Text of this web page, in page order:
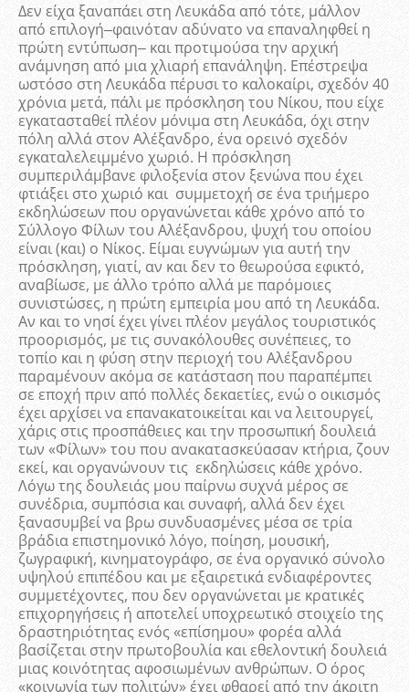
Δεν είχα ξαναπάει στη Λευκάδα από τότε, μάλλον
από επιλογή‒φαινόταν αδύνατο να επαναληφθεί η
πρώτη εντύπωση‒ και προτιμούσα την αρχική
ανάμνηση από μια χλιαρή επανάληψη. Επέστρεψα
ωστόσο στη Λευκάδα πέρυσι το καλοκαίρι, σχεδόν 40
χρόνια μετά, πάλι με πρόσκληση του Νίκου, που είχε
εγκατασταθεί πλέον μόνιμα στη Λευκάδα, όχι στην
πόλη αλλά στον Αλέξανδρο, ένα ορεινό σχεδόν
εγκαταλελειμμένο χωριό. Η πρόσκληση
συμπεριλάμβανε φιλοξενία στον ξενώνα που έχει
φτιάξει στο χωριό και συμμετοχή σε ένα τριήμερο
εκδηλώσεων που οργανώνεται κάθε χρόνο από το
Σύλλογο Φίλων του Αλέξανδρου, ψυχή του οποίου
είναι (και) ο Νίκος. Είμαι ευγνώμων για αυτή την
πρόσκληση, γιατί, αν και δεν το θεωρούσα εφικτό,
αναβίωσε, με άλλο τρόπο αλλά με παρόμοιες
συνιστώσες, η πρώτη εμπειρία μου από τη Λευκάδα.
Αν και το νησί έχει γίνει πλέον μεγάλος τουριστικός
προορισμός, με τις συνακόλουθες συνέπειες, το
τοπίο και η φύση στην περιοχή του Αλέξανδρου
παραμένουν ακόμα σε κατάσταση που παραπέμπει
σε εποχή πριν από πολλές δεκαετίες, ενώ ο οικισμός
έχει αρχίσει να επανακατοικείται και να λειτουργεί,
χάρις στις προσπάθειες και την προσωπική δουλειά
των «Φίλων» του που ανακατασκεύασαν κτήρια, ζουν
εκεί, και οργανώνουν τις εκδηλώσεις κάθε χρόνο.
Λόγω της δουλειάς μου παίρνω συχνά μέρος σε
συνέδρια, συμπόσια και συναφή, αλλά δεν έχει
ξανασυμβεί να βρω συνδυασμένες μέσα σε τρία
βράδια επιστημονικό λόγο, ποίηση, μουσική,
ζωγραφική, κινηματογράφο, σε ένα οργανικό σύνολο
υψηλού επιπέδου και με εξαιρετικά ενδιαφέροντες
συμμετέχοντες, που δεν οργανώνεται με κρατικές
επιχορηγήσεις ή αποτελεί υποχρεωτικό στοιχείο της
δραστηριότητας ενός «επίσημου» φορέα αλλά
βασίζεται στην πρωτοβουλία και εθελοντική δουλειά
μιας κοινότητας αφοσιωμένων ανθρώπων. Ο όρος
«κοινωνία των πολιτών» έχει φθαρεί από την άκριτη